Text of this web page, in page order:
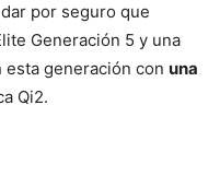
por seguro que
Generación 5 y una
esta generación con una
Qi2.